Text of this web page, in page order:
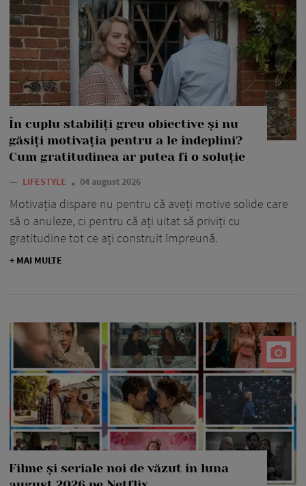
În cuplu stabiliți greu obiective și nu
găsiți motivația pentru a le îndeplini?
Cum gratitudinea ar putea fi o soluție
— LIFESTYLE 04 august 2026
Motivația dispare nu pentru că aveți motive solide care
să o anuleze, ci pentru că ați uitat să priviți cu
gratitudine tot ce ați construit împreună.
+ MAI MULTE
Filme și seriale noi de văzut în luna